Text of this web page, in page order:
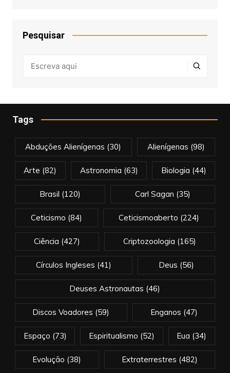
Pesquisar
Tags
Abduções Alienígenas (30) Alienígenas (98)
Arte (82) Astronomia (63) Biologia (44)
Brasil (120) Carl Sagan (35)
Ceticismo (84) Ceticismoaberto (224)
Ciência (427) Criptozoologia (165)
Círculos Ingleses (41) Deus (56)
Deuses Astronautas (46)
Discos Voadores (59) Enganos (47)
Espaço (73) Espiritualismo (52) Eua (34)
Evolução (38) Extraterrestres (482)